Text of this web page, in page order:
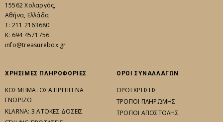
15562 Χολαργός,
Αθήνα, Ελλάδα
Τ: 211 2163680
K: 694 4571756
info@treasurebox.gr
ΧΡΗΣΙΜΕΣ ΠΛΗΡΟΦΟΡΙΕΣ
ΚΟΣΜΗΜΑ: ΟΣΑ ΠΡΕΠΕΙ ΝΑ
ΓΝΩΡΙΖΩ
KLARNA: 3 ΑΤΟΚΕΣ ΔΟΣΕΙΣ
ΟΡΟΙ ΣΥΝΑΛΛΑΓΩΝ
ΟΡΟΙ ΧΡΗΣΗΣ
ΤΡΟΠΟΙ ΠΛΗΡΩΜΗΣ
ΤΡΟΠΟΙ ΑΠΟΣΤΟΛΗΣ